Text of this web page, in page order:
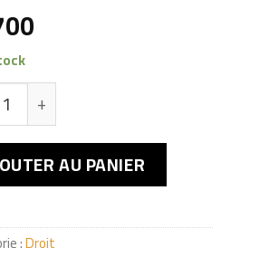
de Protection Sociale (Vos
AU PANIER
:Droit